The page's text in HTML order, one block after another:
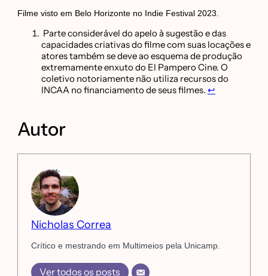
Filme visto em Belo Horizonte no Indie Festival 2023.
Parte considerável do apelo à sugestão e das
capacidades criativas do filme com suas locações e
atores também se deve ao esquema de produção
extremamente enxuto do El Pampero Cine. O
coletivo notoriamente não utiliza recursos do
INCAA no financiamento de seus filmes. ↩︎
Autor
Nicholas Correa
Crítico e mestrando em Multimeios pela Unicamp.
Ver todos os posts